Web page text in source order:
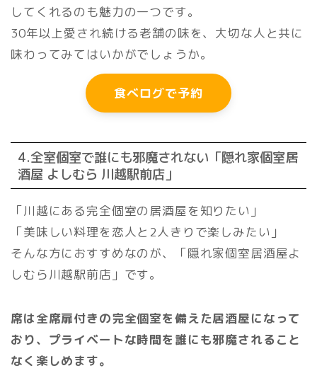
してくれるのも魅力の一つです。
30年以上愛され続ける老舗の味を、大切な人と共に
味わってみてはいかがでしょうか。
食べログで予約
4.全室個室で誰にも邪魔されない「隠れ家個室居
酒屋 よしむら 川越駅前店」
「川越にある完全個室の居酒屋を知りたい」
「美味しい料理を恋人と2人きりで楽しみたい」
そんな方におすすめなのが、「隠れ家個室居酒屋よ
しむら川越駅前店」です。
席は全席扉付きの完全個室を備えた居酒屋になって
おり、プライベートな時間を誰にも邪魔されること
なく楽しめます。